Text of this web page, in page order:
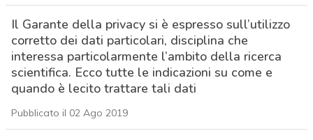
Il Garante della privacy si è espresso sull’utilizzo
corretto dei dati particolari, disciplina che
interessa particolarmente l’ambito della ricerca
scientifica. Ecco tutte le indicazioni su come e
quando è lecito trattare tali dati
Pubblicato il 02 Ago 2019